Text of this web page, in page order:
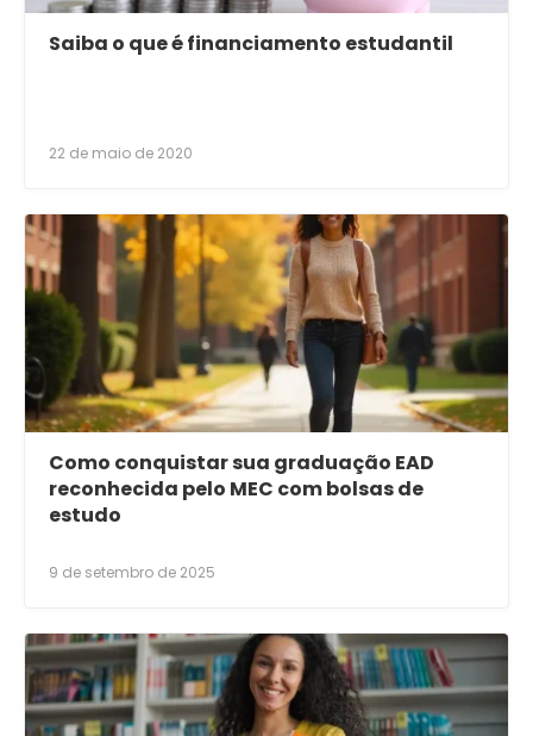
Saiba o que é financiamento estudantil
22 de maio de 2020
Como conquistar sua graduação EAD
reconhecida pelo MEC com bolsas de
estudo
9 de setembro de 2025